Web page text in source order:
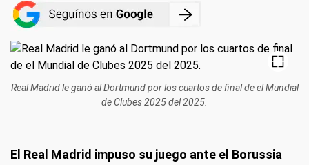
Real Madrid le ganó al Dortmund por los cuartos de final de el Mundial
de Clubes 2025 del 2025.
El Real Madrid impuso su juego ante el Borussia